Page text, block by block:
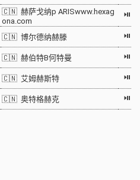
🇨🇳 赫萨戈纳p ARISwww.hexag
ona.com
⏯
🇨🇳 博尔德纳赫滕 ⏯
🇨🇳 赫伯特B何特曼 ⏯
🇨🇳 艾姆赫斯特 ⏯
🇨🇳 奥特格赫克 ⏯